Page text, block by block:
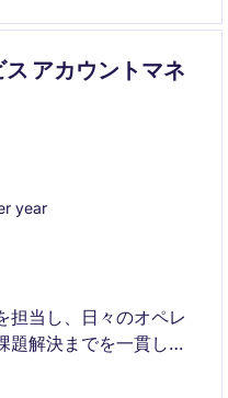
アカウントマネ
year
担当し、日々のオペレ
題解決までを一貫して